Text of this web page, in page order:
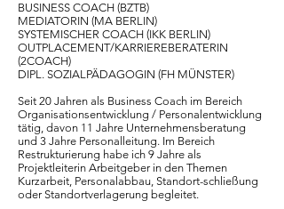
BUSINESS COACH (BZTB)
MEDIATORIN (MA BERLIN)
SYSTEMISCHER COACH (IKK BERLIN)
OUTPLACEMENT/KARRIEREBERATERIN
(2COACH)
DIPL. SOZIALPÄDAGOGIN (FH MÜNSTER)
Seit 20 Jahren als Business Coach im Bereich
Organisationsentwicklung / Personalentwicklung
tätig, davon 11 Jahre Unternehmensberatung
und 3 Jahre Personalleitung. Im Bereich
Restrukturierung habe ich 9 Jahre als
Projektleiterin Arbeitgeber in den Themen
Kurzarbeit, Personalabbau, Standort-schließung
oder Standortverlagerung begleitet.